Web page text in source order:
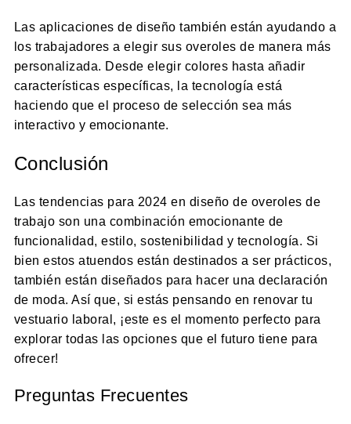
Las aplicaciones de diseño también están ayudando a
los trabajadores a elegir sus overoles de manera más
personalizada. Desde elegir colores hasta añadir
características específicas, la tecnología está
haciendo que el proceso de selección sea más
interactivo y emocionante.
Conclusión
Las tendencias para 2024 en diseño de overoles de
trabajo son una combinación emocionante de
funcionalidad, estilo, sostenibilidad y tecnología. Si
bien estos atuendos están destinados a ser prácticos,
también están diseñados para hacer una declaración
de moda. Así que, si estás pensando en renovar tu
vestuario laboral, ¡este es el momento perfecto para
explorar todas las opciones que el futuro tiene para
ofrecer!
Preguntas Frecuentes